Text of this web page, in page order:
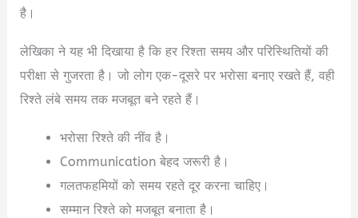
है।
लेखिका ने यह भी दिखाया है कि हर रिश्ता समय और परिस्थितियों की
परीक्षा से गुजरता है। जो लोग एक-दूसरे पर भरोसा बनाए रखते हैं, वही
रिश्ते लंबे समय तक मजबूत बने रहते हैं।
भरोसा रिश्ते की नींव है।
Communication बेहद जरूरी है।
गलतफहमियों को समय रहते दूर करना चाहिए।
सम्मान रिश्ते को मजबूत बनाता है।